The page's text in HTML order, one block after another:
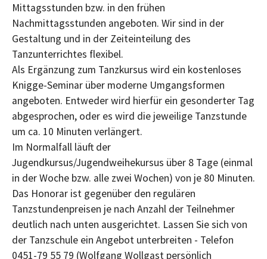
Mittagsstunden bzw. in den frühen
Nachmittagsstunden angeboten. Wir sind in der
Gestaltung und in der Zeiteinteilung des
Tanzunterrichtes flexibel.
Als Ergänzung zum Tanzkursus wird ein kostenloses
Knigge-Seminar über moderne Umgangsformen
angeboten. Entweder wird hierfür ein gesonderter Tag
abgesprochen, oder es wird die jeweilige Tanzstunde
um ca. 10 Minuten verlängert.
Im Normalfall läuft der
Jugendkursus/Jugendweihekursus über 8 Tage (einmal
in der Woche bzw. alle zwei Wochen) von je 80 Minuten.
Das Honorar ist gegenüber den regulären
Tanzstundenpreisen je nach Anzahl der Teilnehmer
deutlich nach unten ausgerichtet. Lassen Sie sich von
der Tanzschule ein Angebot unterbreiten - Telefon
0451-79 55 79 (Wolfgang Wollgast persönlich